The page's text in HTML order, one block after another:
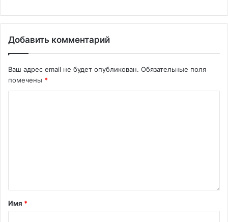
Добавить комментарий
Ваш адрес email не будет опубликован. Обязательные поля
помечены *
Имя *